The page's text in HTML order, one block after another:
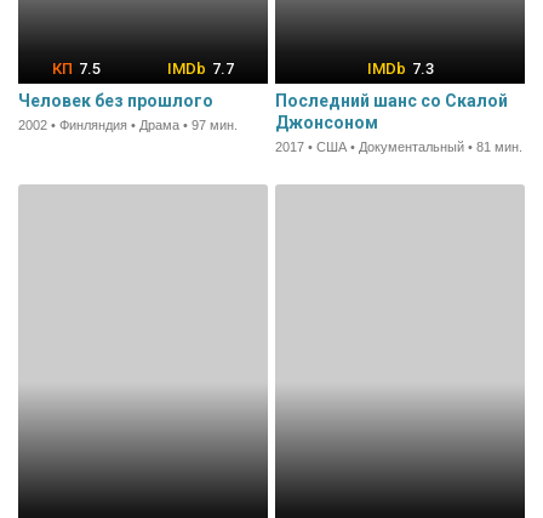
7.5 7.7
Человек без прошлого
2002 • Финляндия • Драма • 97 мин.
7.3
Последний шанс со Скалой
Джонсоном
2017 • США • Документальный • 81 мин.